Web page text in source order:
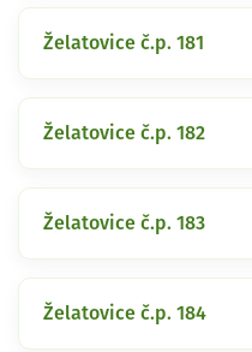
Želatovice č.p. 181
Želatovice č.p. 182
Želatovice č.p. 183
Želatovice č.p. 184